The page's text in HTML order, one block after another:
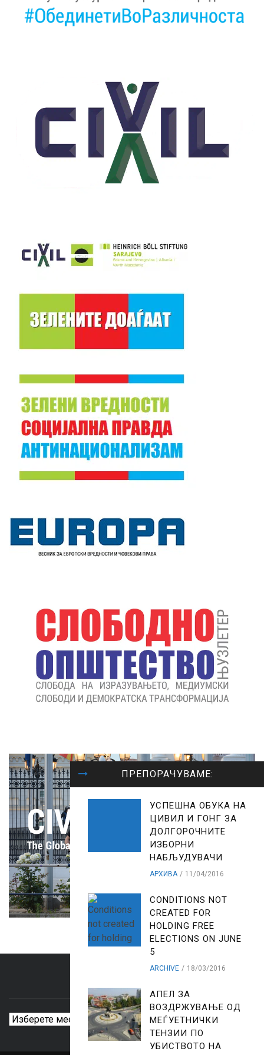
ПРЕПОРАЧУВАМЕ:
УСПЕШНА ОБУКА НА
ЦИВИЛ И ГОНГ ЗА
ДОЛГОРОЧНИТЕ
ИЗБОРНИ
НАБЉУДУВАЧИ
АРХИВА 11/04/2016
CONDITIONS NOT
CREATED FOR
HOLDING FREE
ELECTIONS ON JUNE
5
ARCHIVE 18/03/2016
АПЕЛ ЗА
ВОЗДРЖУВАЊЕ ОД
МЕЃУЕТНИЧКИ
ТЕНЗИИ ПО
УБИСТВОТО НА
ARCHIVES
Archives